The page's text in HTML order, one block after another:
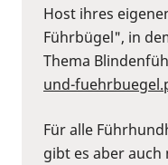
Host ihres
Führbügel", in
Thema
und-
Für alle
gibt es aber auch